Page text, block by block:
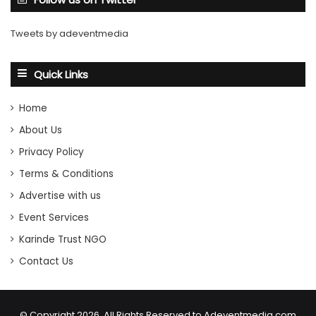
Tweets by adeventmedia
Quick Links
Home
About Us
Privacy Policy
Terms & Conditions
Advertise with us
Event Services
Karinde Trust NGO
Contact Us